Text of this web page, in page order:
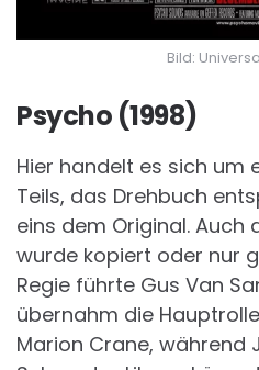
Bild:
Psycho (1998)
Hier handelt es sich um
Teils, das Drehbuch
eins dem Original. Auch
wurde kopiert oder nur
Regie führte Gus Van
übernahm die
Marion Crane, während